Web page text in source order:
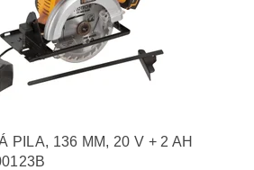
PILA, 136 MM, 20 V + 2 AH